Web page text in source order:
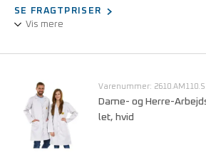
SE FRAGTPRISER
Vis mere
Trykknaplukning, skjult.
Kan maskinvaskes ved 60°C.
Størrelser fra S - 3XL.
Varenummer: 2610.AM110.S
Dame- og Herre-
let, hvid